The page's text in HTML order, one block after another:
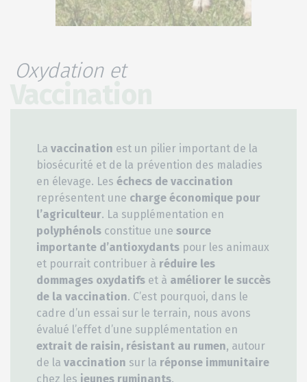
Oxydation et
La vaccination est un pilier important de la
biosécurité et de la prévention des maladies
en élevage. Les échecs de vaccination
représentent une charge économique pour
l’agriculteur. La supplémentation en
polyphénols constitue une source
importante d’antioxydants pour les animaux
et pourrait contribuer à réduire les
dommages oxydatifs et à améliorer le succès
de la vaccination. C’est pourquoi, dans le
cadre d’un essai sur le terrain, nous avons
évalué l’effet d’une supplémentation en
extrait de raisin, résistant au rumen, autour
de la vaccination sur la réponse immunitaire
chez les jeunes ruminants.